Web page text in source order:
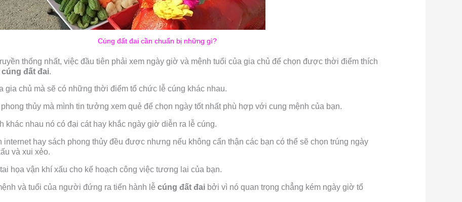
Cúng đất đai cần chuẩn bị những gì?
thống nhất, việc đầu tiên phải xem ngày giờ và mệnh tuổi của gia chủ để chọn được thời điểm thích
cúng đất đai.
gia chủ mà sẽ có những thời điểm tổ chức lễ cúng khác nhau.
thủy mà mình tin tưởng xem quẻ để chọn ngày tốt nhất phù hợp với cung mệnh của bạn.
khác nhau nó có đại cát hay khắc ngày giờ diễn ra lễ cúng.
internet hay sách phong thủy đều được nhưng nếu không cẩn thận các bạn có thể sẽ chọn trúng ngày
và xui xẻo.
họa vận khí xấu cho kế hoạch công việc tương lai của bạn.
và tuổi của người đứng ra tiến hành lễcúng đất đai bởi vì nó quan trọng chẳng kém ngày giờ tổ